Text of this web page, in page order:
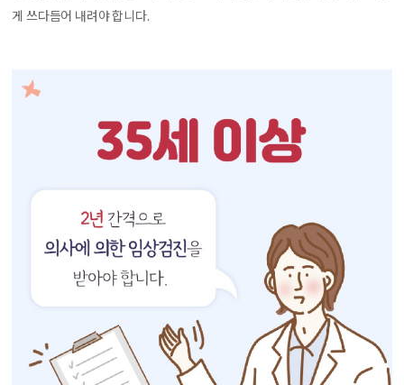
게 쓰다듬어 내려야 합니다.